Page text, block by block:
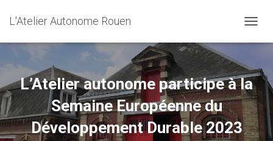
L'Atelier Autonome Rouen
U
I
R
/
F
E
R
L’Atelier autonome participe à la
Semaine Européenne du
Développement Durable 2023